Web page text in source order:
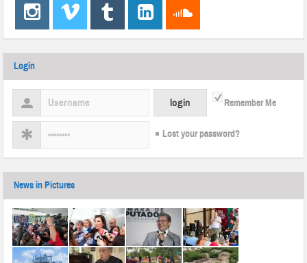
Login
Remember Me
Lost your password?
News in Pictures